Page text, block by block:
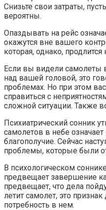
Снизьте свои затраты,
вероятны.
Опаздывать на рейс
окажутся вне вашего
которая, однако, продлится
Если вы видели самолеты
над вашей головой, это
проблемах. Но при этом
справиться с
сложной ситуации. Также
Психиатрический сонник
самолетов в небе
благополучие. Сейчас
проблемы, которые были
В психологическом
предвещает завершение
предвещает, что дела
летит самолет, это
потребность в нем.